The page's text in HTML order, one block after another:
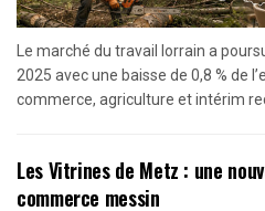
Le marché du travail lorrain a
2025 avec une baisse de 0,8 % de
commerce, agriculture et intérim
Les Vitrines de Metz : une
commerce messin